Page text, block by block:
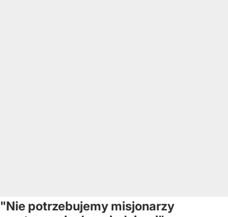
"Nie potrzebujemy misjonarzy